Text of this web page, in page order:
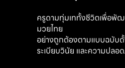
ครูดามทุ่มเททั้งชีวิตเพื่อพั
มวยไทย
อย่างถูกต้องตามแบบฉบับ
ระเบียบวินัย และความปลอ